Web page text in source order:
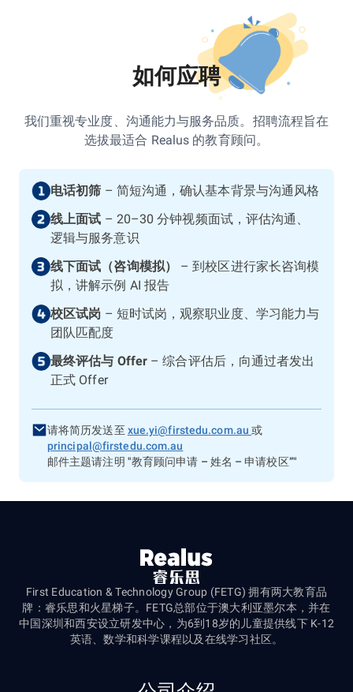
如何应聘
我们重视专业度、沟通能力与服务品质。招聘流程旨在
选拔最适合 Realus 的教育顾问。
电话初筛 – 简短沟通，确认基本背景与沟通⻛格
线上面试 – 20–30 分钟视频面试，评估沟通、
逻辑与服务意识
线下面试（咨询模拟）
–到校区进行家⻓咨询模
拟，讲解示例 AI 报告
校区试岗 – 短时试岗，观察职业度、学习能力与
团队匹配度
最终评估与 Offer –综合评估后，向通过者发出
正式 Offer
请将简历发送至 xue.yi@firstedu.com.au或
principal@firstedu.com.au
邮件主题请注明 "教育顾问申请 – 姓名 – 申请校区”"
First Education & Technology Group (FETG) 拥有两大教育品
牌：睿乐思和火星梯子。FETG总部位于澳大利亚墨尔本，并在
中国深圳和西安设立研发中心，为6到18岁的儿童提供线下 K-12
英语、数学和科学课程以及在线学习社区。